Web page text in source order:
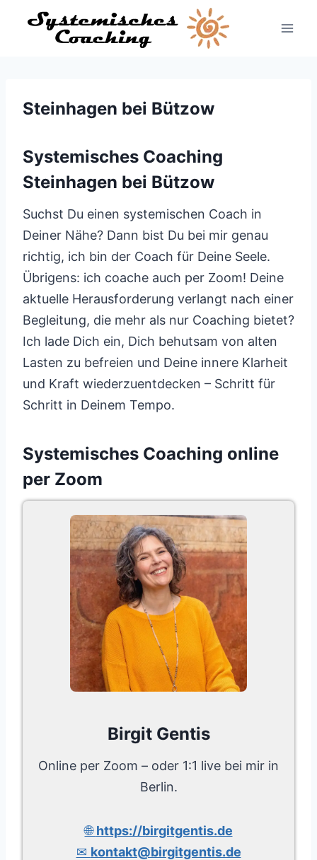
Inhalt
Steinhagen bei Bützow
Systemisches Coaching
Steinhagen bei Bützow
Suchst Du einen systemischen Coach in
Deiner Nähe? Dann bist Du bei mir genau
richtig, ich bin der Coach für Deine Seele.
Übrigens: ich coache auch per Zoom! Deine
aktuelle Herausforderung verlangt nach einer
Begleitung, die mehr als nur Coaching bietet?
Ich lade Dich ein, Dich behutsam von alten
Lasten zu befreien und Deine innere Klarheit
und Kraft wiederzuentdecken – Schritt für
Schritt in Deinem Tempo.
Systemisches Coaching online
per Zoom
Birgit Gentis
Online per Zoom – oder 1:1 live bei mir in
Berlin.
🌐https://birgitgentis.de
✉ kontakt@birgitgentis.de